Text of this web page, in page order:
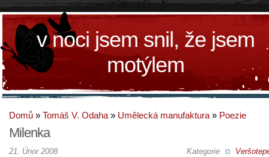
v noci jsem snil, že jsem
motýlem
Domů » Tomáš V. Odaha » Umělecká manufaktura » Poezie
Milenka
Kategorie
21. Únor 2008